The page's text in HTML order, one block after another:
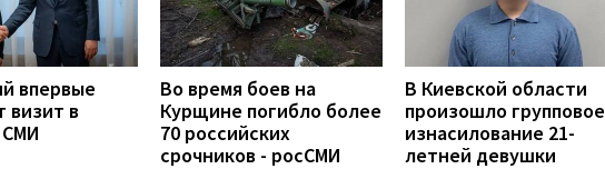
впервые
визит в
Во время боев на
Курщине погибло более
70 российских
срочников - росСМИ
В Киевской области
произошло групповое
изнасилование 21-
летней девушки